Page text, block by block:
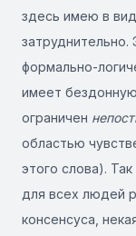
здесь имею в
затруднительно.
формально-
имеет бездонную
ограничен
областью
этого слова).
для всех людей
консенсуса,